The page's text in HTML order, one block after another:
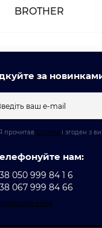
BROTHER
за
прочитав Оплата і згоден з
нам:
050 999 84 1 6
067 999 84 66
мені